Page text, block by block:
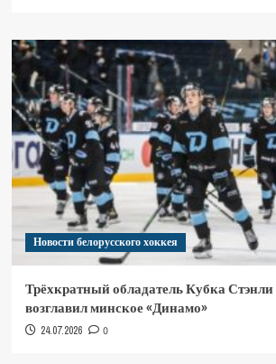
Новости белорусского хоккея
Трёхкратный обладатель Кубка
возглавил минское «Динамо»
24.07.2026 0